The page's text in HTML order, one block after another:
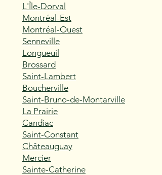
L'Île-Dorval
Montréal-Est
Montréal-Ouest
Senneville
Longueuil
Brossard
Saint-Lambert
Boucherville
Saint-Bruno-de-Montarville
La Prairie
Candiac
Saint-Constant
Châteauguay
Mercier
Sainte-Catherine